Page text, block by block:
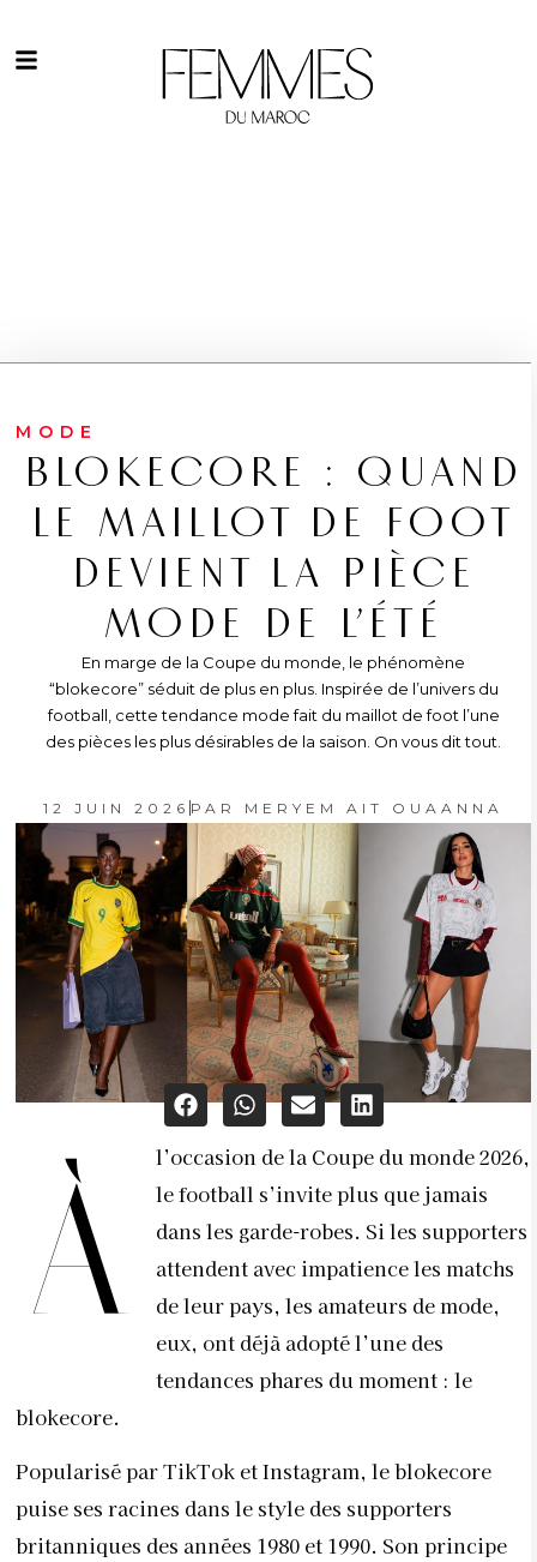
MODE
BLOKECORE : QUAND
LE MAILLOT DE FOOT
DEVIENT LA PIÈCE
MODE DE L’ÉTÉ
En marge de la Coupe du monde, le phénomène
“blokecore” séduit de plus en plus. Inspirée de l’univers du
football, cette tendance mode fait du maillot de foot l’une
des pièces les plus désirables de la saison. On vous dit tout.
12 JUIN 2026 PAR MERYEM AIT OUAANNA
À
l’occasion de la Coupe du monde 2026,
le football s’invite plus que jamais
dans les garde-robes. Si les supporters
attendent avec impatience les matchs
de leur pays, les amateurs de mode,
eux, ont déjà adopté l’une des
tendances phares du moment : le
blokecore.
Popularisé par TikTok et Instagram, le blokecore
puise ses racines dans le style des supporters
britanniques des années 1980 et 1990. Son principe